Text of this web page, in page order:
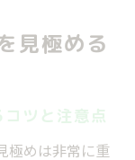
見極める
ツと注意点
極めは非常に重